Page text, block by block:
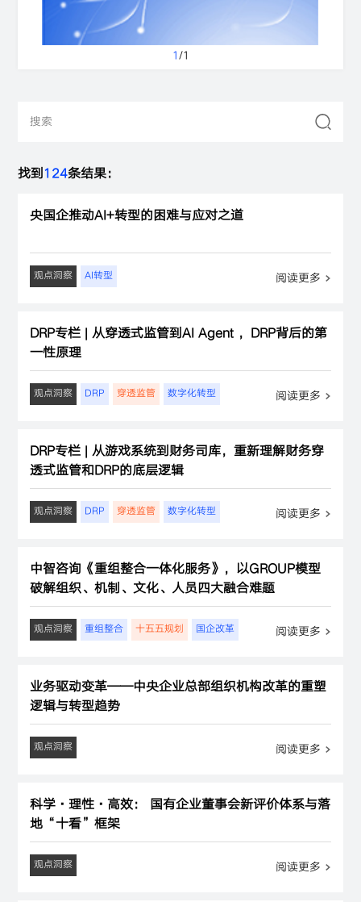
1/1
找到124条结果：
央国企推动AI+转型的困难与应对之道
观点洞察 AI转型 阅读更多
DRP专栏 | 从穿透式监管到AI Agent ，DRP背后的第
一性原理
观点洞察 DRP 穿透监管 数字化转型 阅读更多
DRP专栏 | 从游戏系统到财务司库，重新理解财务穿
透式监管和DRP的底层逻辑
观点洞察 DRP 穿透监管 数字化转型 阅读更多
中智咨询《重组整合一体化服务》，以GROUP模型
破解组织、机制、文化、人员四大融合难题
观点洞察 重组整合 十五五规划 国企改革 阅读更多
业务驱动变革——中央企业总部组织机构改革的重塑
逻辑与转型趋势
观点洞察 阅读更多
科学·理性·高效： 国有企业董事会新评价体系与落
地“十看”框架
观点洞察 阅读更多